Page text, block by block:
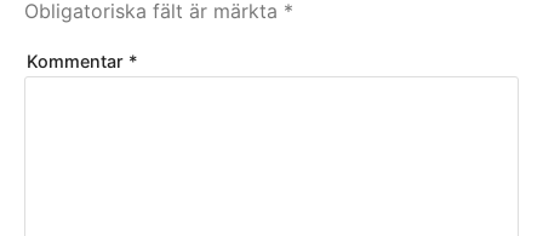
Obligatoriska fält är märkta *
Kommentar *